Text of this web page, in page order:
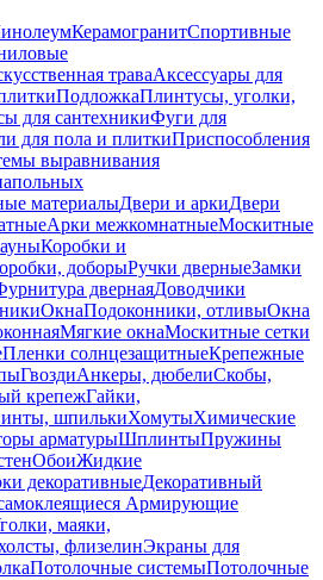
КерамогранитСпортивные
траваАксессуары для
ПодложкаПлинтусы, уголки,
для сантехникиФуги для
для пола и плиткиПриспособления
выравнивания
материалыДвери и аркиДвери
Арки межкомнатныеМоскитные
Коробки и
доборыРучки дверныеЗамки
двернаяДоводчики
ОкнаПодоконники, отливыОкна
Мягкие окнаМоскитные сетки
Пленки солнцезащитныеКрепежные
ГвоздиАнкеры, дюбелиСкобы,
крепежГайки,
шпилькиХомутыХимические
арматурыШплинтыПружины
ОбоиЖидкие
декоративныеДекоративный
Армирующие
маяки,
флизелинЭкраны для
Потолочные системыПотолочные